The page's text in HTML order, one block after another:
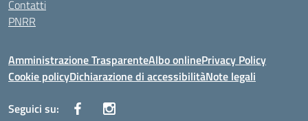
Contatti
PNRR
Amministrazione TrasparenteAlbo onlinePrivacy Policy
Cookie policyDichiarazione di accessibilitàNote legali
Seguici su: